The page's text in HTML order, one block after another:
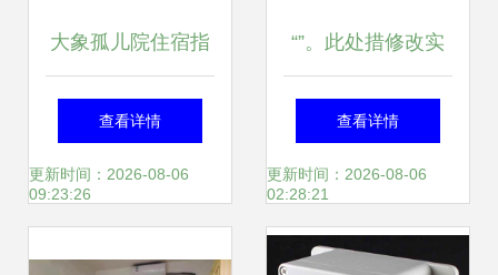
大象孤儿院住宿指
南 预订、特价酒店
与中餐体验全攻略
查看详情
更新时间：2026-08-06
09:23:26
“”。此处措修改实
然维持段落终结象
征启用指向合规正
规中文全网多择优
查看详情
更新时间：2026-08-06
02:28:21